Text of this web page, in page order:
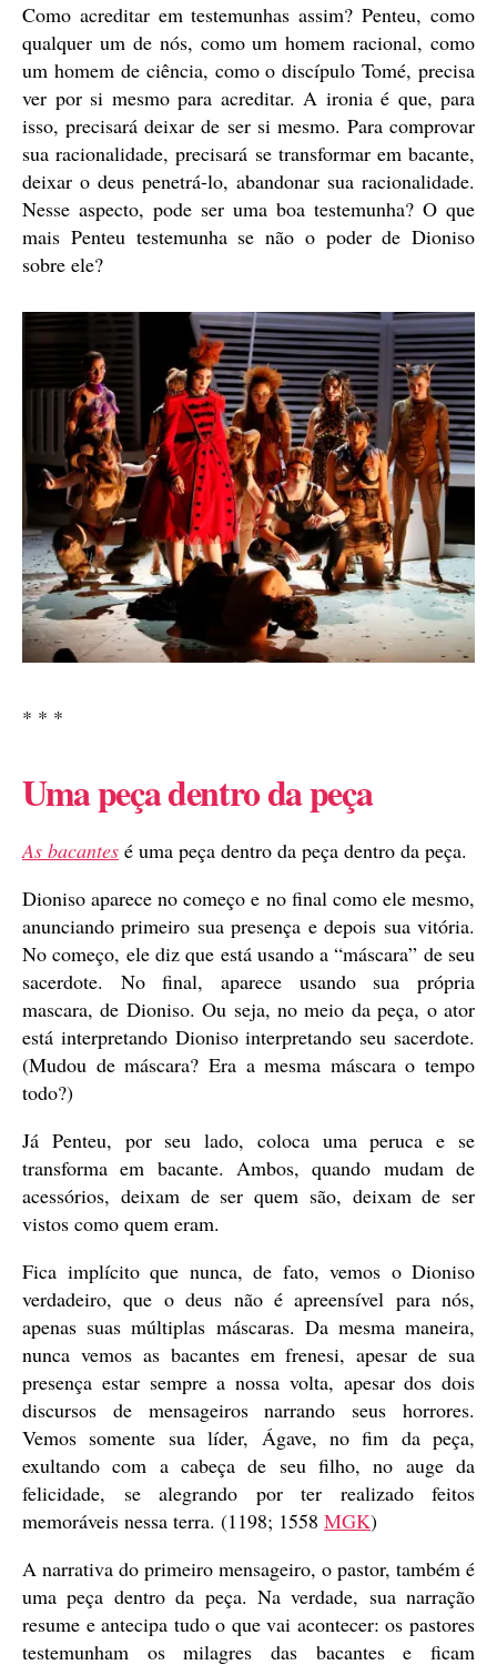
Como acreditar em testemunhas assim? Penteu, como
qualquer um de nós, como um homem racional, como
um homem de ciência, como o discípulo Tomé, precisa
ver por si mesmo para acreditar. A ironia é que, para
isso, precisará deixar de ser si mesmo. Para comprovar
sua racionalidade, precisará se transformar em bacante,
deixar o deus penetrá-lo, abandonar sua racionalidade.
Nesse aspecto, pode ser uma boa testemunha? O que
mais Penteu testemunha se não o poder de Dioniso
sobre ele?
* * *
Uma peça dentro da peça
As bacantes é uma peça dentro da peça dentro da peça.
Dioniso aparece no começo e no final como ele mesmo,
anunciando primeiro sua presença e depois sua vitória.
No começo, ele diz que está usando a “máscara” de seu
sacerdote. No final, aparece usando sua própria
mascara, de Dioniso. Ou seja, no meio da peça, o ator
está interpretando Dioniso interpretando seu sacerdote.
(Mudou de máscara? Era a mesma máscara o tempo
todo?)
Já Penteu, por seu lado, coloca uma peruca e se
transforma em bacante. Ambos, quando mudam de
acessórios, deixam de ser quem são, deixam de ser
vistos como quem eram.
Fica implícito que nunca, de fato, vemos o Dioniso
verdadeiro, que o deus não é apreensível para nós,
apenas suas múltiplas máscaras. Da mesma maneira,
nunca vemos as bacantes em frenesi, apesar de sua
presença estar sempre a nossa volta, apesar dos dois
discursos de mensageiros narrando seus horrores.
Vemos somente sua líder, Ágave, no fim da peça,
exultando com a cabeça de seu filho, no auge da
felicidade, se alegrando por ter realizado feitos
memoráveis nessa terra. (1198; 1558 MGK)
A narrativa do primeiro mensageiro, o pastor, também é
uma peça dentro da peça. Na verdade, sua narração
resume e antecipa tudo o que vai acontecer: os pastores
testemunham os milagres das bacantes e ficam